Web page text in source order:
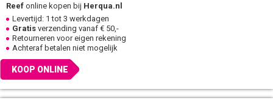
Reef online kopen bij Herqua.nl
Levertijd: 1 tot 3 werkdagen
Gratis verzending vanaf € 50,-
Retourneren voor eigen rekening
Achteraf betalen niet mogelijk
KOOP ONLINE